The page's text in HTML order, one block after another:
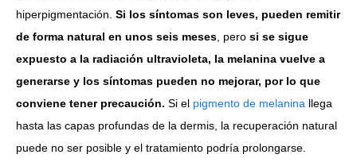
hiperpigmentación. Si los síntomas son leves, pueden remitir
de forma natural en unos seis meses , pero si se sigue
expuesto a la radiación ultravioleta, la melanina vuelve a
generarse y los síntomas pueden no mejorar, por lo que
conviene tener precaución. Si el pigmento de melanina llega
hasta las capas profundas de la dermis, la recuperación natural
puede no ser posible y el tratamiento podría prolongarse.